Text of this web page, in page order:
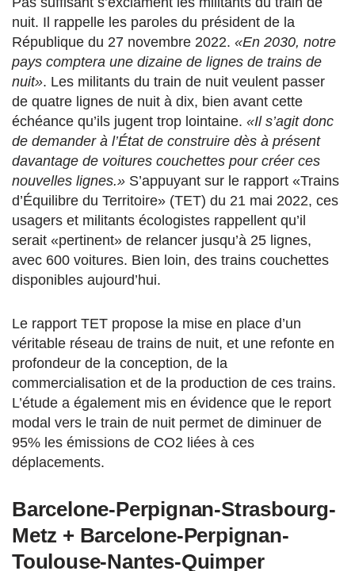
nuit. Il rappelle les paroles du président de la
République du 27 novembre 2022. «En 2030, notre
pays comptera une dizaine de lignes de trains de
nuit». Les militants du train de nuit veulent passer
de quatre lignes de nuit à dix, bien avant cette
échéance qu’ils jugent trop lointaine. «Il s’agit donc
de demander à l’État de construire dès à présent
davantage de voitures couchettes pour créer ces
nouvelles lignes.» S’appuyant sur le rapport «Trains
d’Équilibre du Territoire» (TET) du 21 mai 2022, ces
usagers et militants écologistes rappellent qu’il
serait «pertinent» de relancer jusqu’à 25 lignes,
avec 600 voitures. Bien loin, des trains couchettes
disponibles aujourd’hui.
Le rapport TET propose la mise en place d’un
véritable réseau de trains de nuit, et une refonte en
profondeur de la conception, de la
commercialisation et de la production de ces trains.
L’étude a également mis en évidence que le report
modal vers le train de nuit permet de diminuer de
95% les émissions de CO2 liées à ces
déplacements.
Barcelone-Perpignan-Strasbourg-
Metz + Barcelone-Perpignan-
Toulouse-Nantes-Quimper